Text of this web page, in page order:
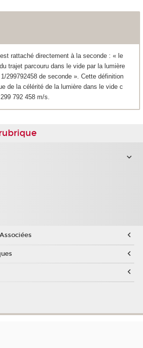
rattaché directement à la seconde : « le
trajet parcouru dans le vide par la lumière
299792458 de seconde ». Cette définition
de la célérité de la lumière dans le vide c
792 458 m/s.